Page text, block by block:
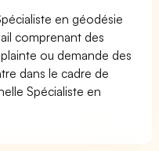
en géodésie
comprenant des
ou demande des
dans le cadre de
Spécialiste en